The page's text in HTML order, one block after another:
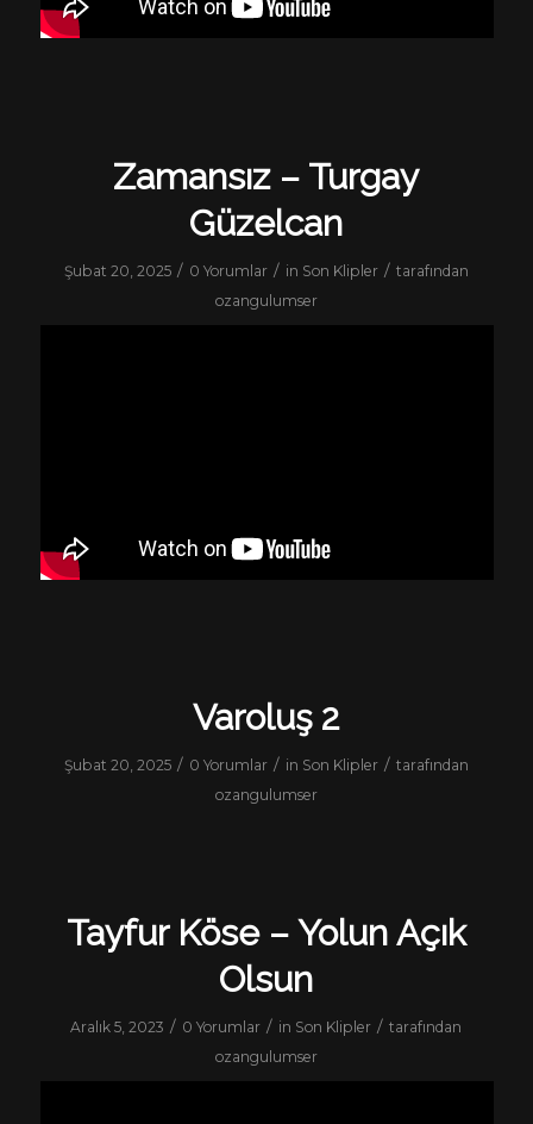
Zamansız – Turgay
Güzelcan
Şubat 20, 2025 / 0 Yorumlar / in Son Klipler / tarafından
ozangulumser
Varoluş 2
Şubat 20, 2025 / 0 Yorumlar / in Son Klipler / tarafından
ozangulumser
Tayfur Köse – Yolun Açık
Olsun
Aralık 5, 2023 / 0 Yorumlar / in Son Klipler / tarafından
ozangulumser